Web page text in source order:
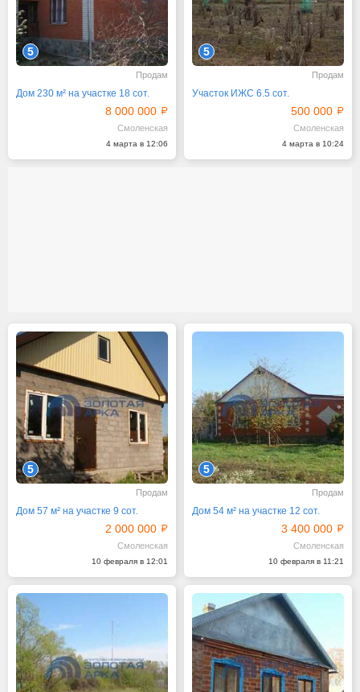
5
Продам
Дом 230 м² на участке 18 сот.
8 000 000
Смоленская
4 марта в 12:06
5
Продам
Участок ИЖС 6.5 сот.
500 000
Смоленская
4 марта в 10:24
5
Продам
Дом 57 м² на участке 9 сот.
2 000 000
Смоленская
10 февраля в 12:01
5
Продам
Дом 54 м² на участке 12 сот.
3 400 000
Смоленская
10 февраля в 11:21